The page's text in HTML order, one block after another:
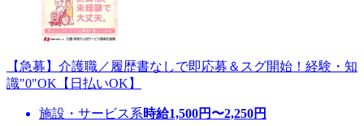
【急募】介護職／履歴書なしで即応募＆スグ開始！経験・知
識"0"OK【日払いOK】
施設・サービス系時給1,500円〜2,250円